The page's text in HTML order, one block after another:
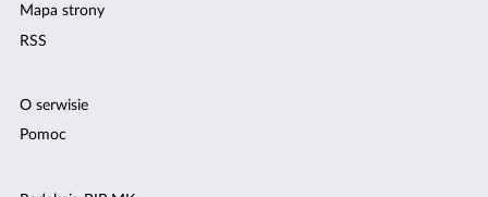
Mapa strony
RSS
O serwisie
Pomoc